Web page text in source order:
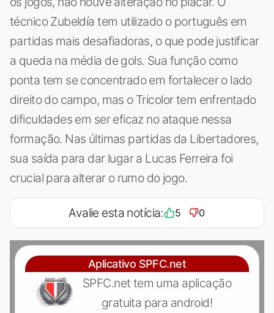
técnico Zubeldía tem utilizado o português em
partidas mais desafiadoras, o que pode justificar
a queda na média de gols. Sua função como
ponta tem se concentrado em fortalecer o lado
direito do campo, mas o Tricolor tem enfrentado
dificuldades em ser eficaz no ataque nessa
formação. Nas últimas partidas da Libertadores,
sua saída para dar lugar a Lucas Ferreira foi
crucial para alterar o rumo do jogo.
Avalie esta notícia: 5 0
Aplicativo SPFC.net
SPFC.net tem uma aplicação
gratuita para android!